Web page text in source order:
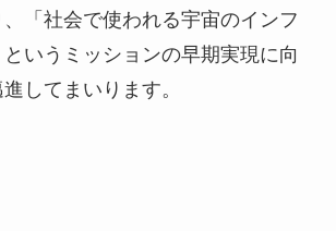
「社会で使われる宇宙のインフ
いうミッションの早期実現に向
してまいります。